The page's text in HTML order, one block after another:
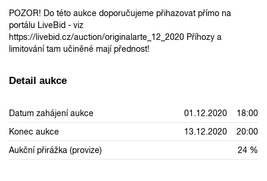
POZOR! Do této aukce doporučujeme přihazovat přímo na
portálu LiveBid - viz
https://livebid.cz/auction/originalarte_12_2020 Příhozy a
limitování tam učiněné mají přednost!
Detail aukce
Datum zahájení aukce
01.12.2020 18:00
Konec aukce
13.12.2020 20:00
Aukční přirážka (provize)
24 %